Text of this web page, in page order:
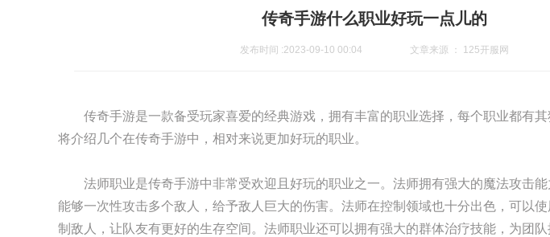
传奇手游什么职业好玩一点儿的
发布时间 :2023-09-10 00:04 文章来源 ： 125开服网
传奇手游是一款备受玩家喜爱的经典游戏，拥有丰富的职业选择，每个职业都有
将介绍几个在传奇手游中，相对来说更加好玩的职业。
法师职业是传奇手游中非常受欢迎且好玩的职业之一。法师拥有强大的魔法攻击
能够一次性攻击多个敌人，给予敌人巨大的伤害。法师在控制领域也十分出色，可以
制敌人，让队友有更好的生存空间。法师职业还可以拥有强大的群体治疗技能，为团队